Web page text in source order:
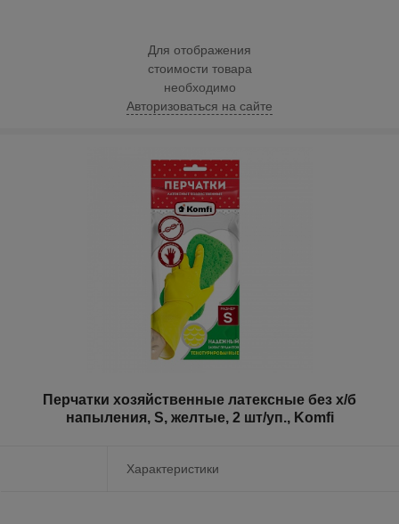
Для отображения
стоимости товара
необходимо
Авторизоваться на сайте
Перчатки хозяйственные латексные без х/б
напыления, S, желтые, 2 шт/уп., Komfi
Характеристики